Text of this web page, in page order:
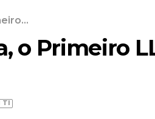
o Primeiro
TI